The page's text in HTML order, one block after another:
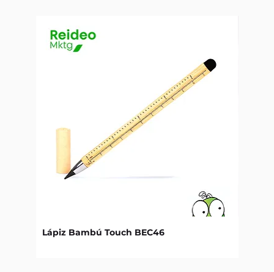
Lápiz Bambú Touch BEC46